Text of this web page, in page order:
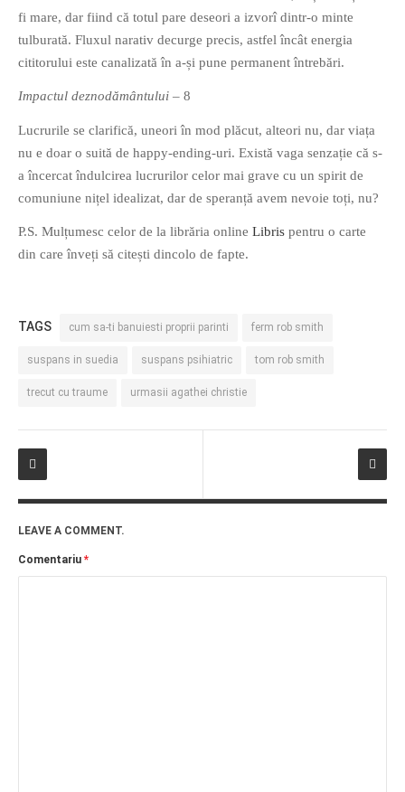
fi mare, dar fiind că totul pare deseori a izvorî dintr-o minte
tulburată. Fluxul narativ decurge precis, astfel încât energia
cititorului este canalizată în a-și pune permanent întrebări.
Impactul deznodământului – 8
Lucrurile se clarifică, uneori în mod plăcut, alteori nu, dar viața
nu e doar o suită de happy-ending-uri. Există vaga senzație că s-
a încercat îndulcirea lucrurilor celor mai grave cu un spirit de
comuniune nițel idealizat, dar de speranță avem nevoie toți, nu?
P.S. Mulțumesc celor de la librăria online Libris pentru o carte
din care înveți să citești dincolo de fapte.
TAGS cum sa-ti banuiesti proprii parinti ferm rob smith
suspans in suedia suspans psihiatric tom rob smith
trecut cu traume urmasii agathei christie
LEAVE A COMMENT.
Comentariu *